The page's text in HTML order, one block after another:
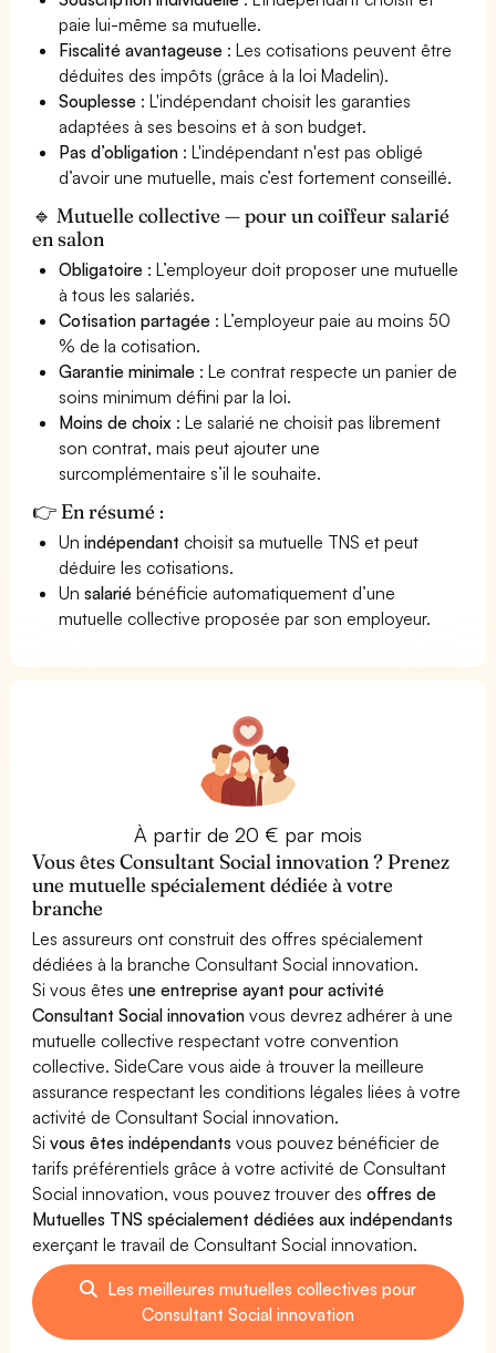
paie lui-même sa mutuelle.
Fiscalité avantageuse : Les cotisations peuvent être
déduites des impôts (grâce à la loi Madelin).
Souplesse : L'indépendant choisit les garanties
adaptées à ses besoins et à son budget.
Pas d’obligation : L'indépendant n'est pas obligé
d’avoir une mutuelle, mais c’est fortement conseillé.
🔹 Mutuelle collective — pour un coiffeur salarié
en salon
Obligatoire : L’employeur doit proposer une mutuelle
à tous les salariés.
Cotisation partagée : L’employeur paie au moins 50
% de la cotisation.
Garantie minimale : Le contrat respecte un panier de
soins minimum défini par la loi.
Moins de choix : Le salarié ne choisit pas librement
son contrat, mais peut ajouter une
surcomplémentaire s’il le souhaite.
👉 En résumé :
Unindépendant choisit sa mutuelle TNS et peut
déduire les cotisations.
Unsalarié bénéficie automatiquement d’une
mutuelle collective proposée par son employeur.
À partir de 20 € par mois
Vous êtes Consultant Social innovation ? Prenez
une mutuelle spécialement dédiée à votre
branche
Les assureurs ont construit des offres spécialement
dédiées à la branche Consultant Social innovation.
Si vous êtesune entreprise ayant pour activité
Consultant Social innovation vous devrez adhérer à une
mutuelle collective respectant votre convention
collective. SideCare vous aide à trouver la meilleure
assurance respectant les conditions légales liées à votre
activité de Consultant Social innovation.
Sivous êtes indépendants vous pouvez bénéficier de
tarifs préférentiels grâce à votre activité de Consultant
Social innovation, vous pouvez trouver desoffres de
Mutuelles TNS spécialement dédiées aux indépendants
exerçant le travail de Consultant Social innovation.
Les meilleures mutuelles collectives pour
Consultant Social innovation